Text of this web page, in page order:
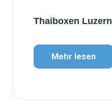
Thaiboxen Luzern
Mehr lesen